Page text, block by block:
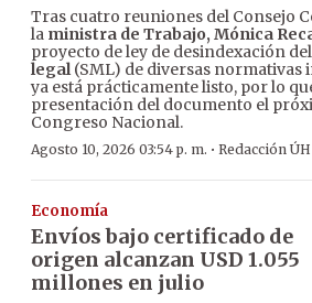
Tras cuatro reuniones del Consejo
la ministra de Trabajo, Mónica
proyecto de ley de desindexación del
legal(SML) de diversas normativas
ya está prácticamente listo, por lo
presentación del documento el
Congreso Nacional.
Agosto 10, 2026 03:54 p. m. · Redacción ÚH
Economía
Envíos bajo certificado de
origen alcanzan USD 1.055
millones en julio